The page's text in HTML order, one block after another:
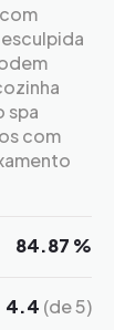
spa
com
84.87 %
4.4 (de 5)